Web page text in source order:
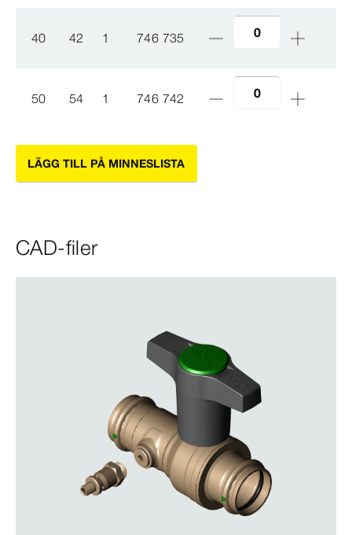
40 42 1 746 735
50 54 1 746 742
LÄGG TILL PÅ MINNESLISTA
CAD-filer